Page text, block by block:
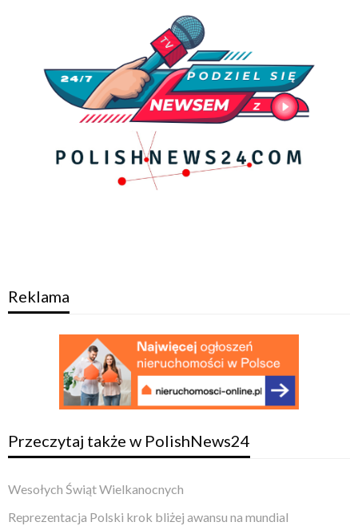
Reklama
Przeczytaj także w PolishNews24
Wesołych Świąt Wielkanocnych
Reprezentacja Polski krok bliżej awansu na mundial